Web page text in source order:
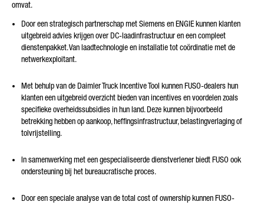
omvat.
Door een strategisch partnerschap met Siemens en ENGIE kunnen klanten
uitgebreid advies krijgen over DC-laadinfrastructuur en een compleet
dienstenpakket. Van laadtechnologie en installatie tot coördinatie met de
netwerkexploitant.
Met behulp van de Daimler Truck Incentive Tool kunnen FUSO-dealers hun
klanten een uitgebreid overzicht bieden van incentives en voordelen zoals
specifieke overheidssubsidies in hun land. Deze kunnen bijvoorbeeld
betrekking hebben op aankoop, heffingsinfrastructuur, belastingverlaging of
tolvrijstelling.
In samenwerking met een gespecialiseerde dienstverlener biedt FUSO ook
ondersteuning bij het bureaucratische proces.
Door een speciale analyse van de total cost of ownership kunnen FUSO-